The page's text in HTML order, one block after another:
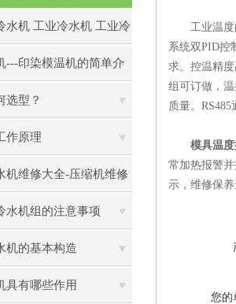
水机 工业冷水机 工业冷
用
---印染模温机的简单介
选型？
作原理
机维修大全-压缩机维修
水机组的注意事项
机的基本构造
具有哪些作用
工业温度的
系统双PID控
求。控温精
组可订做，
质量。
模具温
常加热报警
示，维修保养
您的